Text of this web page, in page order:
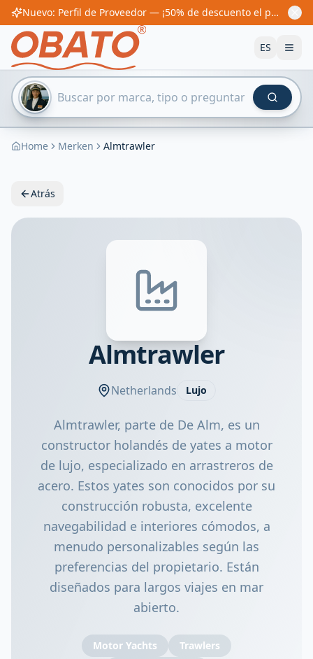
Nuevo: Perfil de Proveedor — ¡50% de descuento el primer año! Desde 60€/año
ES
Home Merken Almtrawler
Atrás
Almtrawler
Netherlands Lujo
Almtrawler, parte de De Alm, es un
constructor holandés de yates a motor
de lujo, especializado en arrastreros de
acero. Estos yates son conocidos por su
construcción robusta, excelente
navegabilidad e interiores cómodos, a
menudo personalizables según las
preferencias del propietario. Están
diseñados para largos viajes en mar
abierto.
Motor Yachts
Trawlers